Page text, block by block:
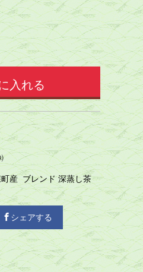
入れる
産 ブレンド 深蒸し茶
シェアする